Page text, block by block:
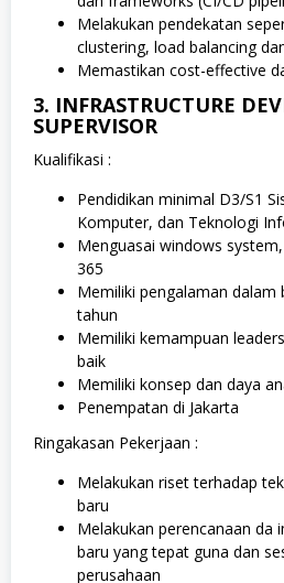
Melakukan pendekatan
clustering, load balancing
Memastikan cost-effective
3. INFRASTRUCTURE
SUPERVISOR
Kualifikasi :
Pendidikan minimal D3/S1
Komputer, dan Teknologi
Menguasai windows
365
Memiliki pengalaman dalam
tahun
Memiliki kemampuan
baik
Memiliki konsep dan daya
Penempatan di Jakarta
Ringakasan Pekerjaan :
Melakukan riset terhadap
baru
Melakukan perencanaan da
baru yang tepat guna dan
perusahaan